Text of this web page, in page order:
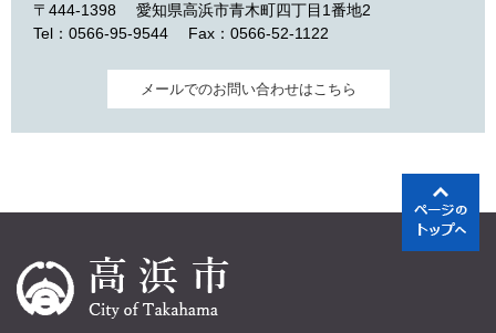
〒444-1398
愛知県高浜市青木町四丁目1番地2
Tel：0566-95-9544
Fax：0566-52-1122
メールでのお問い合わせはこちら